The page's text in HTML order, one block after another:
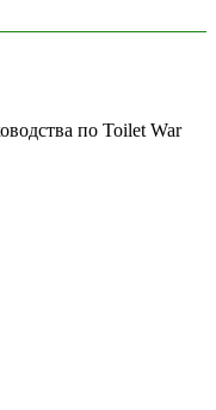
по Toilet War